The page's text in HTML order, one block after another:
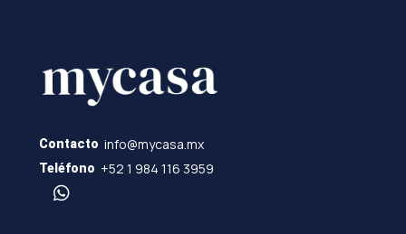
Contacto info@mycasa.mx
Teléfono +52 1 984 116 3959